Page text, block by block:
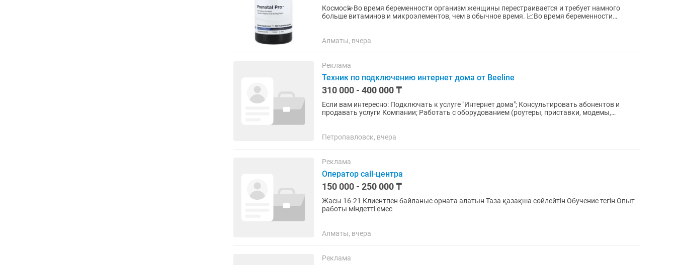
Космос💫Во время беременности организм женщины перестраивается и требует намного
больше витаминов и микроэлементов, чем в обычное время. 📈Во время беременности
Алматы, вчера
Реклама
Техник по подключению интернет дома от Beeline
310 000 - 400 000 ₸
Если вам интересно: Подключать к услуге "Интернет дома"; Консультировать абонентов и
продавать услуги Компании; Работать с оборудованием (роутеры, приставки, модемы,
Петропавловск, вчера
Реклама
Оператор call-центра
150 000 - 250 000 ₸
Жасы 16-21 Клиентпен байланыс орната алатын Таза қазақша сөйлейтін Обучение тегін Опыт
работы міндетті емес
Алматы, вчера
Реклама